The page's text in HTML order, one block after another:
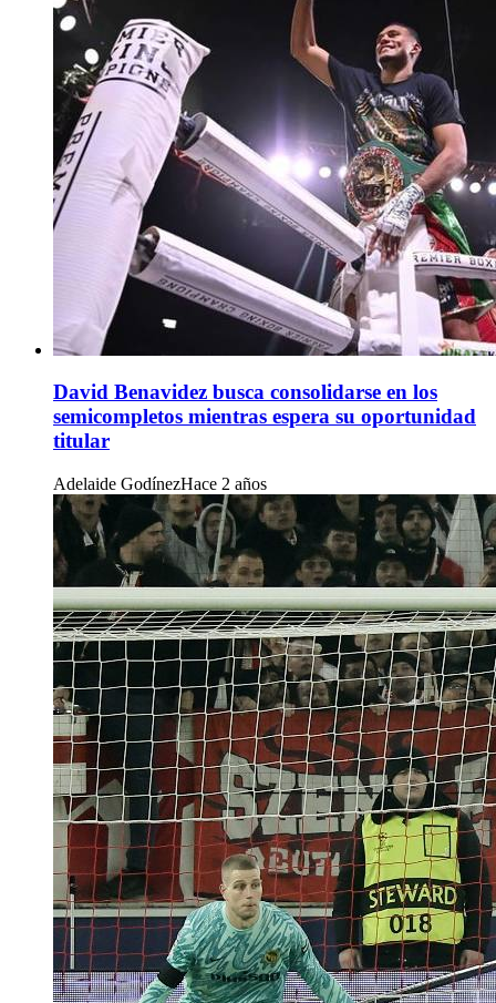
David Benavidez busca consolidarse en los
semicompletos mientras espera su oportunidad
titular
Adelaide GodínezHace 2 años